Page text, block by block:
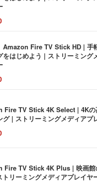
Amazon Fire TV Stick HD | 手
をはじめよう | ストリーミング
Fire TV Stick 4K Select | 4Kの
グ | ストリーミングメディアプ
Fire TV Stick 4K Plus | 映画館
リーミングメディアプレイヤ